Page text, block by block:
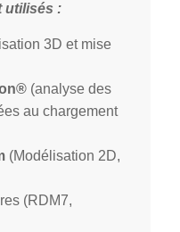
utilisés :
3D et mise
(analyse des
au chargement
(Modélisation 2D,
(RDM7,